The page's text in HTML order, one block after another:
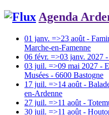
Agenda
01 janv. =>23 août -
Marche-en-Famenne
06 févr. =>03 janv. 2027
03 juil. =>09 mai 2027 -
Musées - 6600 Bastogne
17 juil. =>14 août -
en-Ardenne
27 juil. =>11 août -
30 juil. =>11 août -